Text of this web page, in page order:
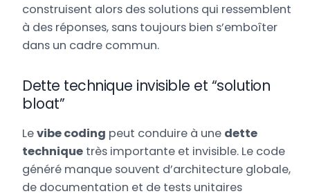
construisent alors des solutions qui ressemblent
à des réponses, sans toujours bien s’emboîter
dans un cadre commun.
Dette technique invisible et “solution
bloat”
Levibe coding peut conduire à une dette
technique très importante et invisible. Le code
généré manque souvent d’architecture globale,
de documentation et de tests unitaires